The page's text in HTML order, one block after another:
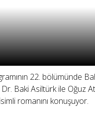
22. bölümünde
Baki Asiltürk ile Oğuz
romanını konuşuyor.